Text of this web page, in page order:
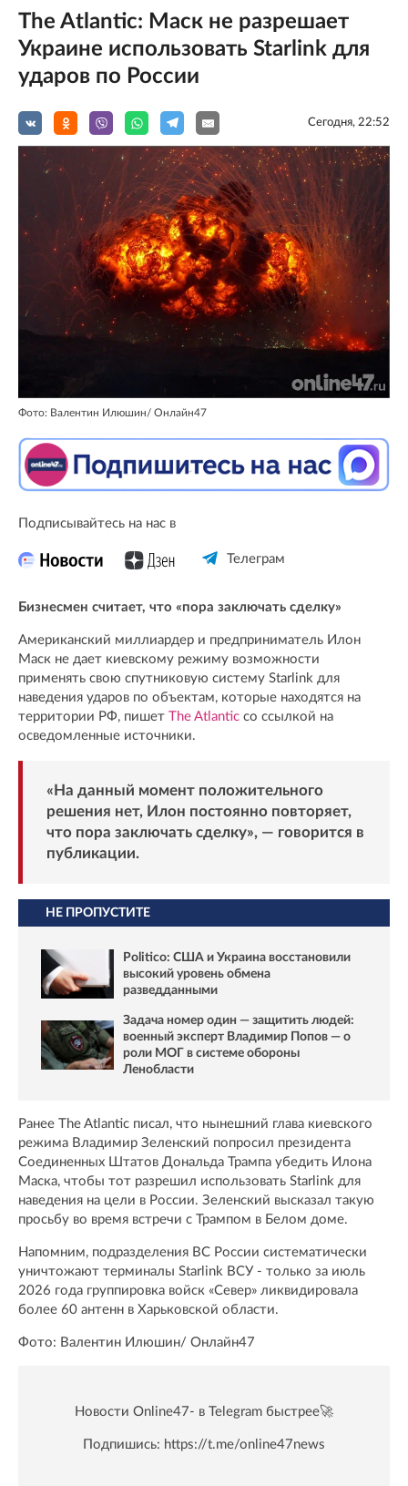
The Atlantic: Маск не разрешает
Украине использовать Starlink для
ударов по России
Сегодня, 22:52
Фото: Валентин Илюшин/ Онлайн47
Подписывайтесь на нас в
Телеграм
Бизнесмен считает, что «пора заключать сделку»
Американский миллиардер и предприниматель Илон
Маск не дает киевскому режиму возможности
применять свою спутниковую систему Starlink для
наведения ударов по объектам, которые находятся на
территории РФ, пишет The Atlantic со ссылкой на
осведомленные источники.
«На данный момент положительного
решения нет, Илон постоянно повторяет,
что пора заключать сделку», — говорится в
публикации.
НЕ ПРОПУСТИТЕ
Politico: США и Украина восстановили
высокий уровень обмена
разведданными
Задача номер один — защитить людей:
военный эксперт Владимир Попов — о
роли МОГ в системе обороны
Ленобласти
Ранее The Atlantic писал, что нынешний глава киевского
режима Владимир Зеленский попросил президента
Соединенных Штатов Дональда Трампа убедить Илона
Маска, чтобы тот разрешил использовать Starlink для
наведения на цели в России. Зеленский высказал такую
просьбу во время встречи с Трампом в Белом доме.
Напомним, подразделения ВС России систематически
уничтожают терминалы Starlink ВСУ - только за июль
2026 года группировка войск «Север» ликвидировала
более 60 антенн в Харьковской области.
Фото: Валентин Илюшин/ Онлайн47
Новости Online47- в Telegram быстрее🚀
Подпишись: https://t.me/online47news